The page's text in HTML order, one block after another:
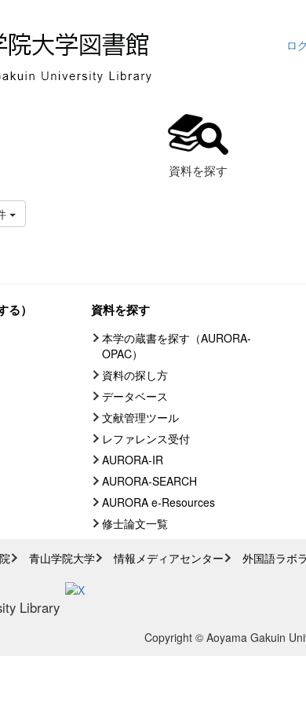
ロ
資料を探す
） 資料を探す
本学の蔵書を探す（AURORA-
OPAC）
資料の探し方
データベース
文献管理ツール
レファレンス受付
AURORA-IR
AURORA-SEARCH
AURORA e-Resources
修士論文一覧
青山学院大学 情報メディアセンター 外国語ラボ
Library
Copyright © Aoyama Gakuin